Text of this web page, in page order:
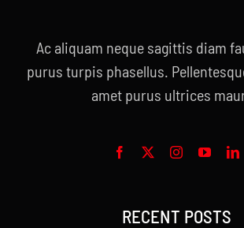
Ac aliquam neque sagittis diam
purus turpis phasellus.
amet purus ultrices
RECENT POSTS